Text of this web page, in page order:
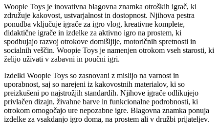
Woopie Toys je inovativna blagovna znamka otroških igrač, ki
združuje kakovost, ustvarjalnost in dostopnost. Njihova pestra
ponudba vključuje igrače za igro vlog, kreativne komplete,
didaktične igrače in izdelke za aktivno igro na prostem, ki
spodbujajo razvoj otrokove domišljije, motoričnih spretnosti in
socialnih veščin. Woopie Toys je namenjen otrokom vseh starosti, ki
želijo uživati v zabavni in poučni igri.
Izdelki Woopie Toys so zasnovani z mislijo na varnost in
uporabnost, saj so narejeni iz kakovostnih materialov, ki so
preizkušeni po najstrožjih standardih. Njihove igrače odlikujejo
privlačen dizajn, živahne barve in funkcionalne podrobnosti, ki
otrokom omogočajo ure nepozabne igre. Blagovna znamka ponuja
izdelke za vsakdanjo igro doma, na prostem ali v družbi prijateljev.